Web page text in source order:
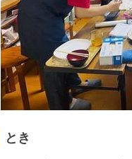
とき